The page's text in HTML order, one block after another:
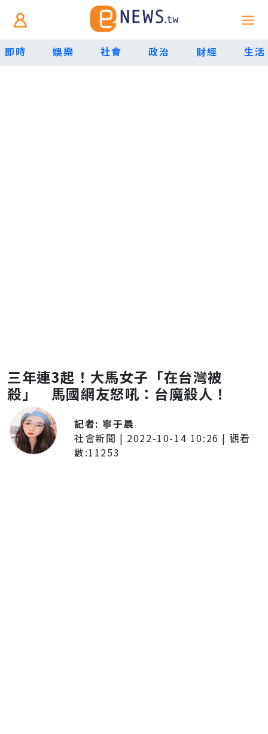
即時 娛樂 社會 政治 財經 生活
三年連3起！大馬女子「在台灣被
殺」 馬國網友怒吼：台魔殺人！
記者: 寧于晨
社會新聞 | 2022-10-14 10:26 | 觀看
數:11253